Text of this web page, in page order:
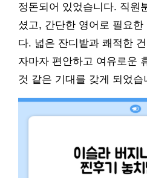
정돈되어 있었습니다. 직원
셨고, 간단한 영어로 필요한
다. 넓은 잔디밭과 쾌적한
자마자 편안하고 여유로운
것 같은 기대를 갖게 되었습